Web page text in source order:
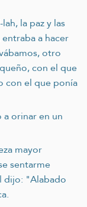
la paz y las
a hacer
otro
con el que
con el que ponía
orinar en un
mayor
sentarme
dijo: "Alabado